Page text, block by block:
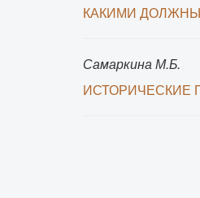
КАКИМИ ДОЛЖНЫ
Самаркина М.Б.
ИСТОРИЧЕСКИЕ